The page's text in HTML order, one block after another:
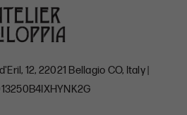
12, 22021 Bellagio CO, Italy |